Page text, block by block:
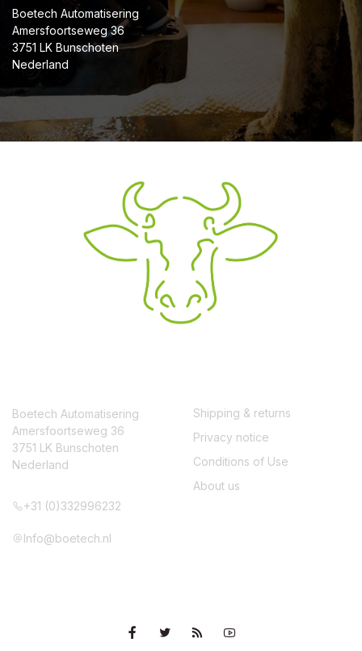
Boetech Automatisering
Amersfoortseweg 36
3751 LK Bunschoten
Nederland
Boetech Automatisering
Amersfoortseweg 36
3751 LK Bunschoten
Nederland
+31 (0)332996232
Info@boetech.nl
Shipping & returns
Privacy notice
Conditions of Use
About us